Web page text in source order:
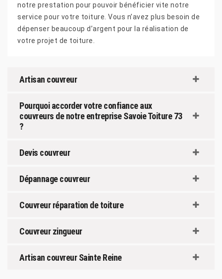
notre prestation pour pouvoir bénéficier vite notre
service pour votre toiture. Vous n’avez plus besoin de
dépenser beaucoup d’argent pour la réalisation de
votre projet de toiture.
Artisan couvreur
Pourquoi accorder votre confiance aux
couvreurs de notre entreprise Savoie Toiture 73
?
Devis couvreur
Dépannage couvreur
Couvreur réparation de toiture
Couvreur zingueur
Artisan couvreur Sainte Reine